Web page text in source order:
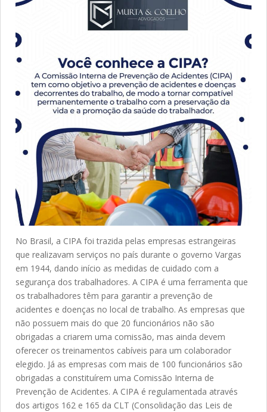
No Brasil, a CIPA foi trazida pelas empresas estrangeiras
que realizavam serviços no país durante o governo Vargas
em 1944, dando início as medidas de cuidado com a
segurança dos trabalhadores. A CIPA é uma ferramenta que
os trabalhadores têm para garantir a prevenção de
acidentes e doenças no local de trabalho. As empresas que
não possuem mais do que 20 funcionários não são
obrigadas a criarem uma comissão, mas ainda devem
oferecer os treinamentos cabíveis para um colaborador
elegido. Já as empresas com mais de 100 funcionários são
obrigadas a constituírem uma Comissão Interna de
Prevenção de Acidentes. A CIPA é regulamentada através
dos artigos 162 e 165 da CLT (Consolidação das Leis de